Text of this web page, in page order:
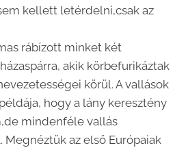
kellett letérdelni,csak az
rábízott minket két
akik körbefurikáztak
körül. A vallások
hogy a lány keresztény
mindenféle vallás
Megnéztük az első Európaiak